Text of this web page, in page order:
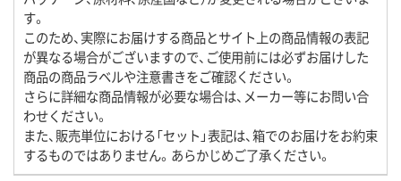
す。
このため、実際にお届けする商品とサイト上の商品情報の表記
が異なる場合がございますので、ご使用前には必ずお届けした
商品の商品ラベルや注意書きをご確認ください。
さらに詳細な商品情報が必要な場合は、メーカー等にお問い合
わせください。
また、販売単位における「セット」表記は、箱でのお届けをお約束
するものではありません。あらかじめご了承ください。